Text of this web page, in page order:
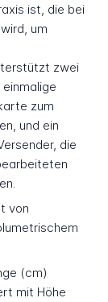
ist, die bei
um
zwei
zum
und ein
die
von
(cm)
mit Höhe